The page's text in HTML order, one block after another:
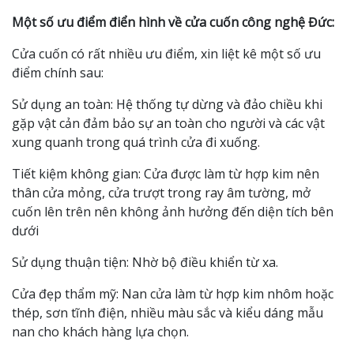
Một số ưu điểm điển hình về cửa cuốn công nghệ Đức:
Cửa cuốn có rất nhiều ưu điểm, xin liệt kê một số ưu
điểm chính sau:
Sử dụng an toàn: Hệ thống tự dừng và đảo chiều khi
gặp vật cản đảm bảo sự an toàn cho người và các vật
xung quanh trong quá trình cửa đi xuống.
Tiết kiệm không gian: Cửa được làm từ hợp kim nên
thân cửa mỏng, cửa trượt trong ray âm tường, mở
cuốn lên trên nên không ảnh hưởng đến diện tích bên
dưới
Sử dụng thuận tiện: Nhờ bộ điều khiển từ xa.
Cửa đẹp thẩm mỹ: Nan cửa làm từ hợp kim nhôm hoặc
thép, sơn tĩnh điện, nhiều màu sắc và kiểu dáng mẫu
nan cho khách hàng lựa chọn.